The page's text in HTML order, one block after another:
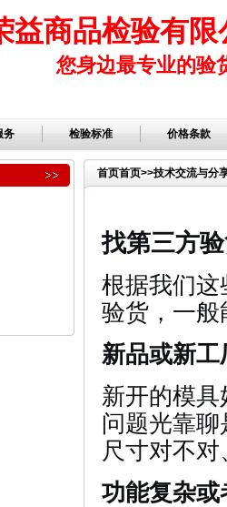
益商品检验有限
您身边最专业的验
务 检验标准 价格条款
首页首页>>技术交流与分
找第三方
根据我们
验货，一
新品或新工
新开的模
问题光靠
尺寸对不
功能复杂